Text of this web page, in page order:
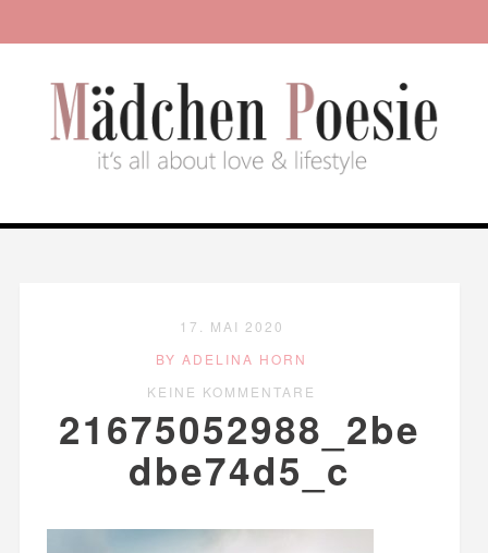
17. MAI 2020
BY ADELINA HORN
KEINE KOMMENTARE
21675052988_2be
dbe74d5_c